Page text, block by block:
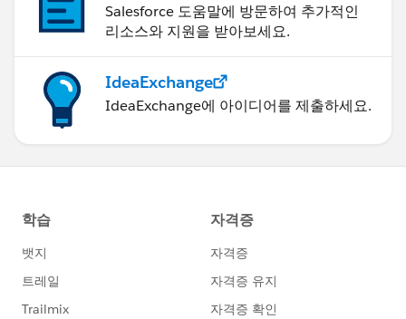
Salesforce 도움말에 방문하여 추가적인
리소스와 지원을 받아보세요.
IdeaExchange
IdeaExchange에 아이디어를 제출하세요.